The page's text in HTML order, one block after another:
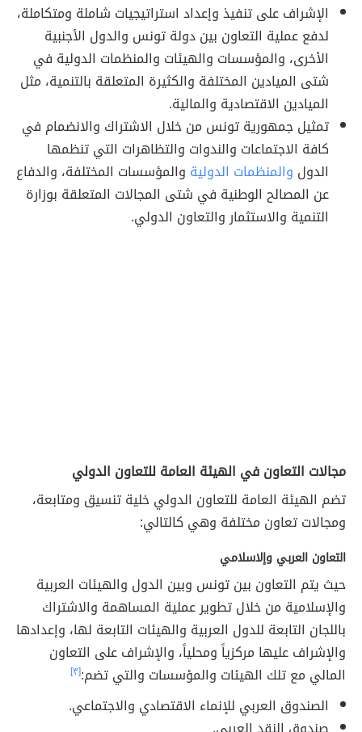
الإشراف على تنفيذ وإعداد استراتيجيات شاملة ومتكاملة،
لدفع عملية التعاون بين دولة تونس والدول الأجنبية
الأخرى، والمؤسسات والهيئات والمنظمات الدولية في
شتى الميادين المختلفة والكثيرة المتعلقة بالتنمية، مثل
الميادين الاقتصادية والمالية.
تمثيل جمهورية تونس من خلال الاشتراك والانضمام في
كافة الاجتماعات والندوات والتظاهرات التي تنظمها
الدول والمنظمات الدولية والمؤسسات المختلفة، والدفاع
عن المصالح الوطنية في شتى المجالات المتعلقة بوزارة
التنمية والاستثمار والتعاون الدولي.
مجالات التعاون في الهيئة العامة للتعاون الدولي
تضم الهيئة العامة للتعاون الدولي خلية تنسيق ومتابعة،
ومجالات تعاون مختلفة وهي كالتالي:
التعاون العربي وإلاسلامي
حيث يتم التعاون بين تونس وبين الدول والهيئات العربية
والإسلامية من خلال تطوير عملية المساهمة والاشتراك
باللجان التابعة للدول العربية والهيئات التابعة لها، وإعدادها
والإشراف عليها مركزياً ومحلياً، والإشراف على التعاون
المالي مع تلك الهيئات والمؤسسات والتي تضم:[٣]
الصندوق العربي للإنماء الاقتصادي والاجتماعي.